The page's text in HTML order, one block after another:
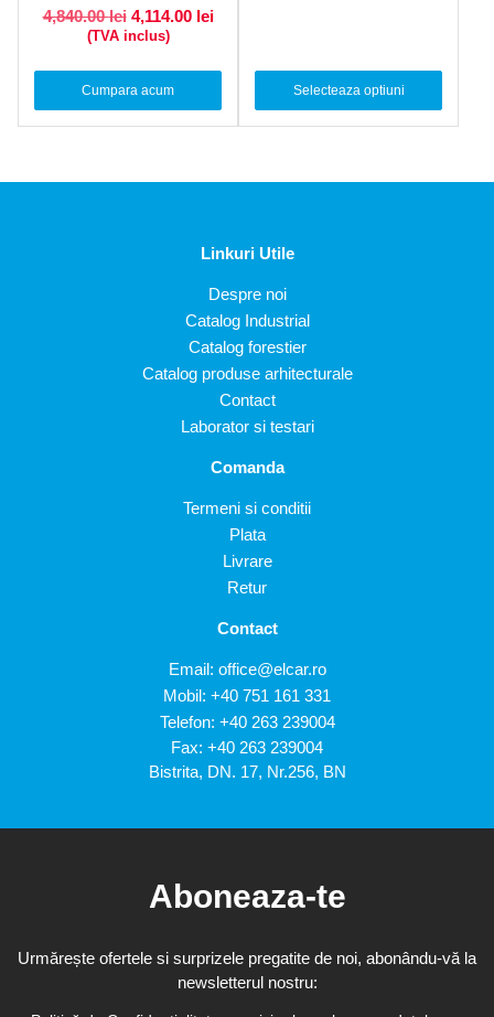
4,840.00lei Prețul inițial a fost: 4,840.00 lei.
4,114.00 leiPrețul curent este: 4,114.00 lei.
(TVA inclus)
Cumpara acum Selecteaza optiuni
Linkuri Utile
Despre noi
Catalog Industrial
Catalog forestier
Catalog produse arhitecturale
Contact
Laborator si testari
Comanda
Termeni si conditii
Plata
Livrare
Retur
Contact
Email: office@elcar.ro
Mobil: +40 751 161 331
Telefon: +40 263 239004
Fax: +40 263 239004
Bistrita, DN. 17, Nr.256, BN
Aboneaza-te
Urmărește ofertele si surprizele pregatite de noi, abonându-vă la
newsletterul nostru: